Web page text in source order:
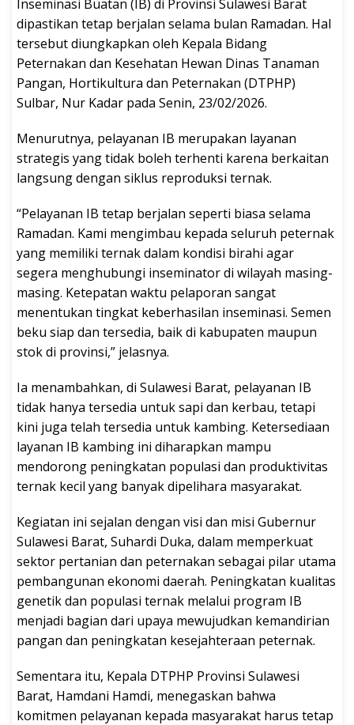
Inseminasi Buatan (IB) di Provinsi Sulawesi Barat
dipastikan tetap berjalan selama bulan Ramadan. Hal
tersebut diungkapkan oleh Kepala Bidang
Peternakan dan Kesehatan Hewan Dinas Tanaman
Pangan, Hortikultura dan Peternakan (DTPHP)
Sulbar, Nur Kadar pada Senin, 23/02/2026.
Menurutnya, pelayanan IB merupakan layanan
strategis yang tidak boleh terhenti karena berkaitan
langsung dengan siklus reproduksi ternak.
“Pelayanan IB tetap berjalan seperti biasa selama
Ramadan. Kami mengimbau kepada seluruh peternak
yang memiliki ternak dalam kondisi birahi agar
segera menghubungi inseminator di wilayah masing-
masing. Ketepatan waktu pelaporan sangat
menentukan tingkat keberhasilan inseminasi. Semen
beku siap dan tersedia, baik di kabupaten maupun
stok di provinsi,” jelasnya.
Ia menambahkan, di Sulawesi Barat, pelayanan IB
tidak hanya tersedia untuk sapi dan kerbau, tetapi
kini juga telah tersedia untuk kambing. Ketersediaan
layanan IB kambing ini diharapkan mampu
mendorong peningkatan populasi dan produktivitas
ternak kecil yang banyak dipelihara masyarakat.
Kegiatan ini sejalan dengan visi dan misi Gubernur
Sulawesi Barat, Suhardi Duka, dalam memperkuat
sektor pertanian dan peternakan sebagai pilar utama
pembangunan ekonomi daerah. Peningkatan kualitas
genetik dan populasi ternak melalui program IB
menjadi bagian dari upaya mewujudkan kemandirian
pangan dan peningkatan kesejahteraan peternak.
Sementara itu, Kepala DTPHP Provinsi Sulawesi
Barat, Hamdani Hamdi, menegaskan bahwa
komitmen pelayanan kepada masyarakat harus tetap